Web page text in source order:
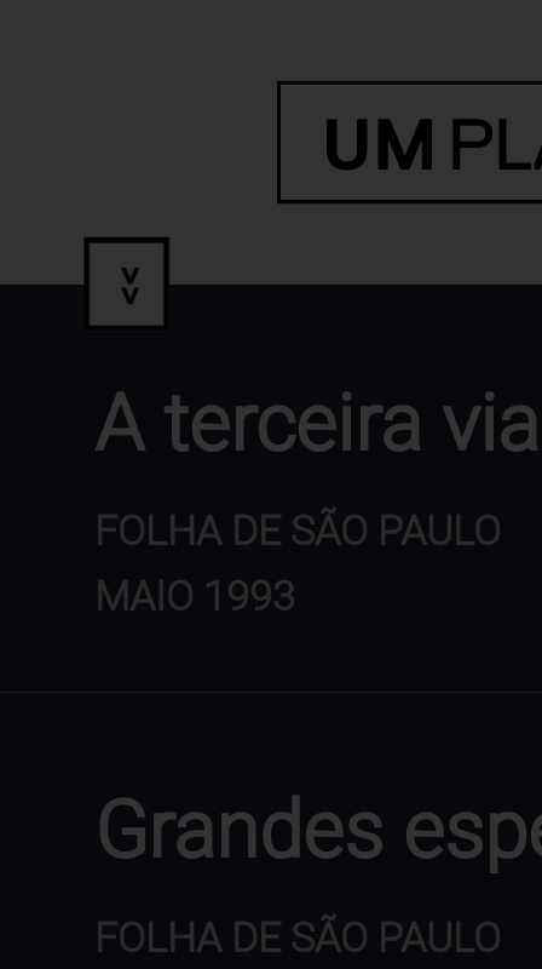
A terceira
FOLHA DE SÃO PAULO
MAIO 1993
Grandes
FOLHA DE SÃO PAULO